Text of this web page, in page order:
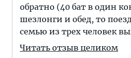
обратно (40 бат в один
шезлонги и обед, то
семью из трех человек
Читать отзыв целиком